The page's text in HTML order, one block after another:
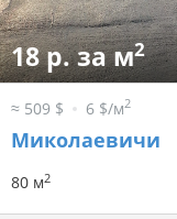
18 р. за м2
≈ 509 $ 6 $/м2
Миколаевичи
80 м2